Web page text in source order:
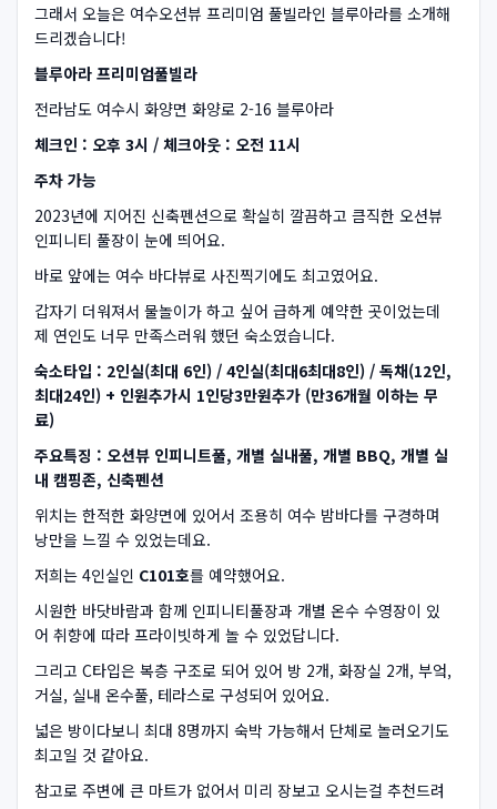
그래서 오늘은 여수오션뷰 프리미엄 풀빌라인 블루아라를 소개해
드리겠습니다!
블루아라 프리미엄풀빌라
전라남도 여수시 화양면 화양로 2-16 블루아라
체크인 : 오후 3시 / 체크아웃 : 오전 11시
주차 가능
2023년에 지어진 신축펜션으로 확실히 깔끔하고 큼직한 오션뷰
인피니티 풀장이 눈에 띄어요.
바로 앞에는 여수 바다뷰로 사진찍기에도 최고였어요.
갑자기 더워져서 물놀이가 하고 싶어 급하게 예약한 곳이었는데
제 연인도 너무 만족스러워 했던 숙소였습니다.
숙소타입 : 2인실(최대 6인) / 4인실(최대6최대8인) / 독채(12인,
최대24인) + 인원추가시 1인당3만원추가 (만36개월 이하는 무
료)
주요특징 : 오션뷰 인피니트풀, 개별 실내풀, 개별 BBQ, 개별 실
내 캠핑존, 신축펜션
위치는 한적한 화양면에 있어서 조용히 여수 밤바다를 구경하며
낭만을 느낄 수 있었는데요.
저희는 4인실인 C101호를 예약했어요.
시원한 바닷바람과 함께 인피니티풀장과 개별 온수 수영장이 있
어 취향에 따라 프라이빗하게 놀 수 있었답니다.
그리고 C타입은 복층 구조로 되어 있어 방 2개, 화장실 2개, 부엌,
거실, 실내 온수풀, 테라스로 구성되어 있어요.
넓은 방이다보니 최대 8명까지 숙박 가능해서 단체로 놀러오기도
최고일 것 같아요.
참고로 주변에 큰 마트가 없어서 미리 장보고 오시는걸 추천드려